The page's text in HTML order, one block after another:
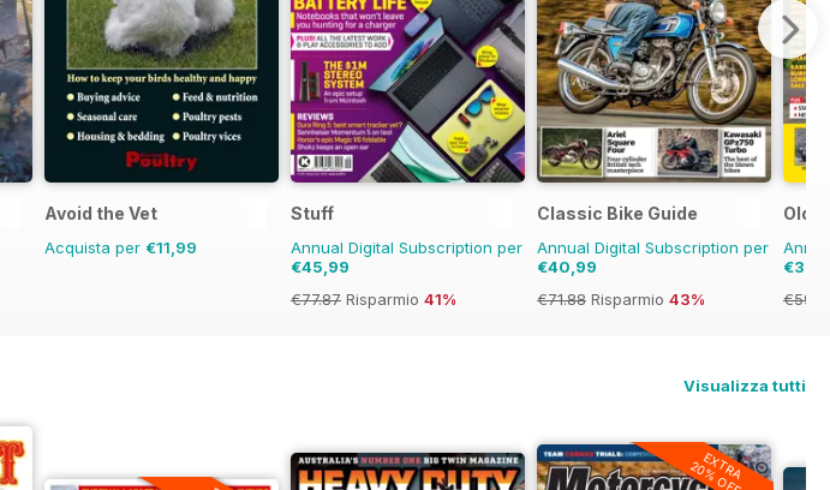
Avoid the Vet
Acquista per €11,99
Stuff
Annual Digital Subscription per
€45,99
€77.87 Risparmio 41%
Classic Bike Guide
Annual Digital Subscription per
€40,99
€71.88 Risparmio 43%
Old
Visualizza tutti
EXTRA
20% OFF